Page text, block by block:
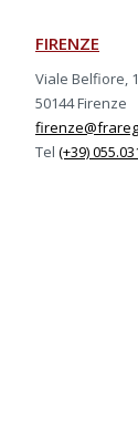
FIRENZE
Viale Belfiore,
50144 Firenze
Tel (+39)